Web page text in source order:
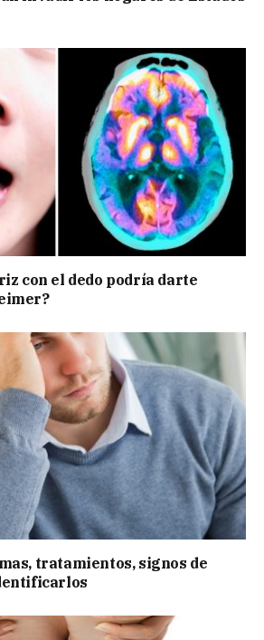
con el dedo podría darte
tratamientos, signos de